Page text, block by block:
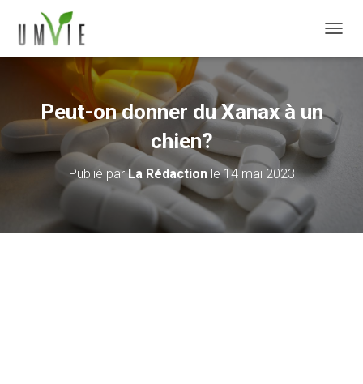
Peut-on donner du Xanax à un
chien?
Publié parLa Rédactionle14 mai 2023